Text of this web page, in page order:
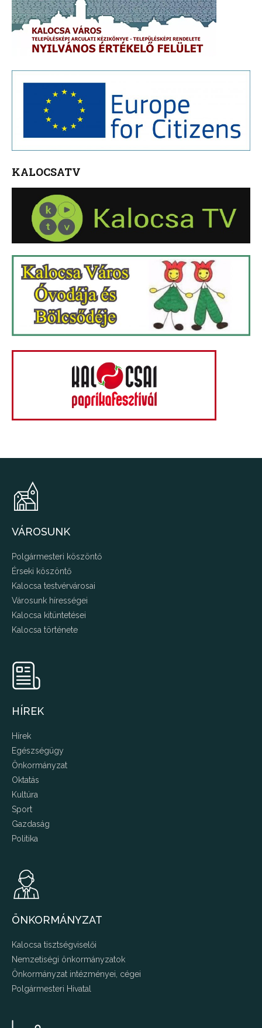
KALOCSATV
VÁROSUNK
Polgármesteri köszöntő
Érseki köszöntő
Kalocsa testvérvárosai
Városunk hírességei
Kalocsa kitüntetései
Kalocsa története
HÍREK
Hírek
Egészségügy
Önkormányzat
Oktatás
Kultúra
Sport
Gazdaság
Politika
ÖNKORMÁNYZAT
Kalocsa tisztségviselői
Nemzetiségi önkormányzatok
Önkormányzat intézményei, cégei
Polgármesteri Hivatal